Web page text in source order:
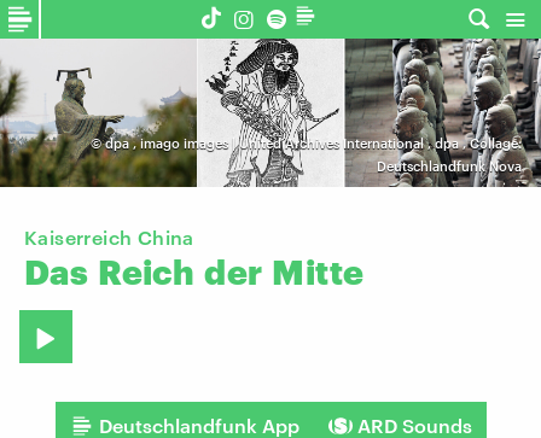
©dpa,imago images | United Archives International,dpa,Collage:
Deutschlandfunk Nova
Kaiserreich China
Das Reich der Mitte
Deutschlandfunk App ARD Sounds